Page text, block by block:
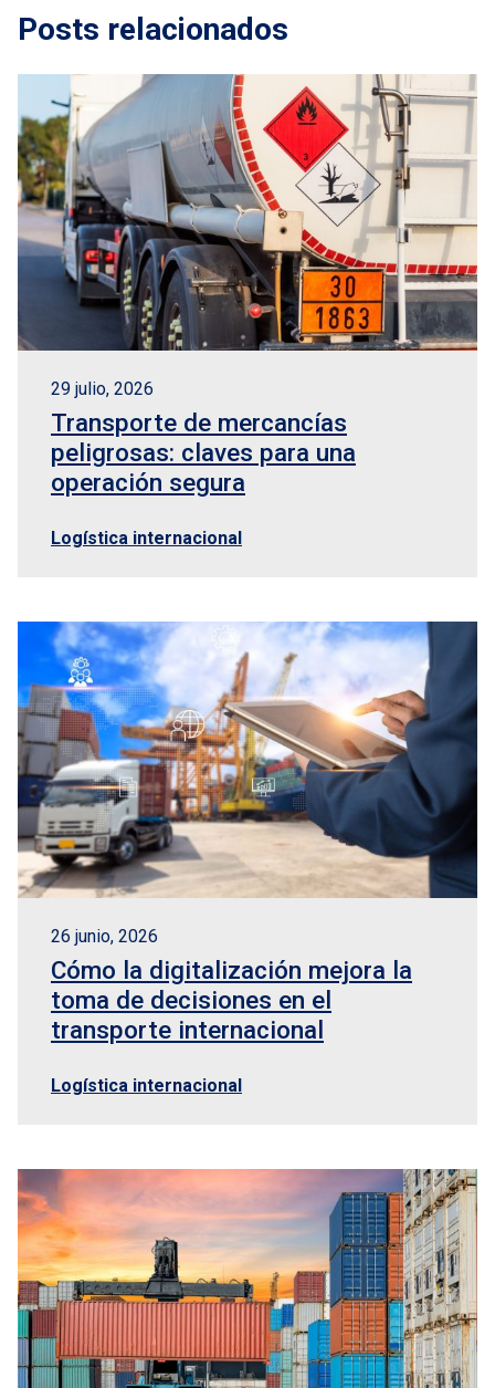
Posts relacionados
29 julio, 2026
Transporte de mercancías
peligrosas: claves para una
operación segura
Logística internacional
26 junio, 2026
Cómo la digitalización mejora la
toma de decisiones en el
transporte internacional
Logística internacional